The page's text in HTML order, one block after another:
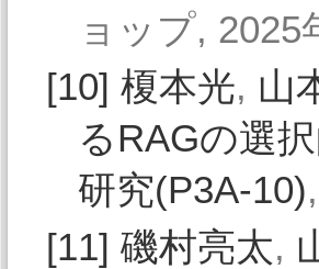
ョップ, 2025
[10] 榎本光, 山
るRAGの選
研究(P3A-10)
[11] 磯村亮太,